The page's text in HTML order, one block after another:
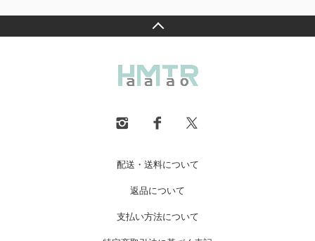
配送・送料について
返品について
支払い方法について